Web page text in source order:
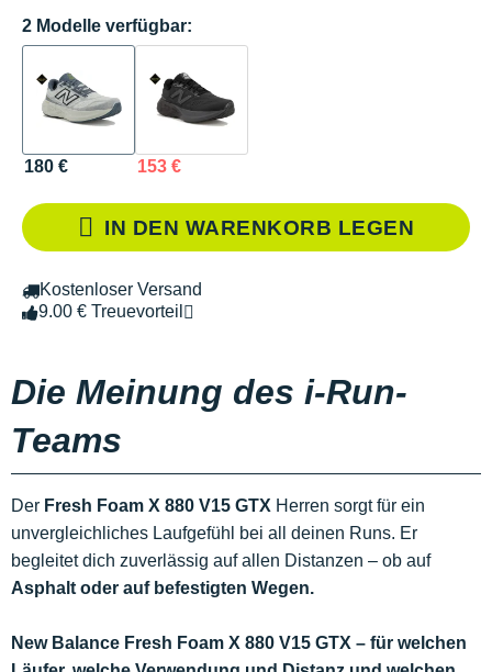
2 Modelle verfügbar:
180 € 153 €
IN DEN WARENKORB LEGEN
Kostenloser Versand
9.00 € Treuevorteil
Die Meinung des i-Run-
Teams
Der Fresh Foam X 880 V15 GTX Herren sorgt für ein
unvergleichliches Laufgefühl bei all deinen Runs. Er
begleitet dich zuverlässig auf allen Distanzen – ob auf
Asphalt oder auf befestigten Wegen.
New Balance Fresh Foam X 880 V15 GTX – für welchen